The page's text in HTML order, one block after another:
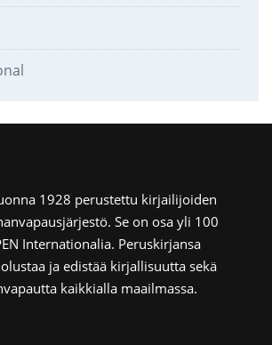
1928 perustettu kirjailijoiden
Se on osa yli 100
Internationalia. Peruskirjansa
ja edistää kirjallisuutta sekä
kaikkialla maailmassa.